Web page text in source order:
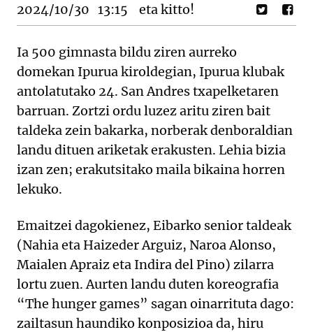
2024/10/30 13:15 eta kitto!
Ia 500 gimnasta bildu ziren aurreko
domekan Ipurua kiroldegian, Ipurua klubak
antolatutako 24. San Andres txapelketaren
barruan. Zortzi ordu luzez aritu ziren bait
taldeka zein bakarka, norberak denboraldian
landu dituen ariketak erakusten. Lehia bizia
izan zen; erakutsitako maila bikaina horren
lekuko.
Emaitzei dagokienez, Eibarko senior taldeak
(Nahia eta Haizeder Arguiz, Naroa Alonso,
Maialen Apraiz eta Indira del Pino) zilarra
lortu zuen. Aurten landu duten koreografia
“The hunger games” sagan oinarrituta dago:
zailtasun haundiko konposizioa da, hiru